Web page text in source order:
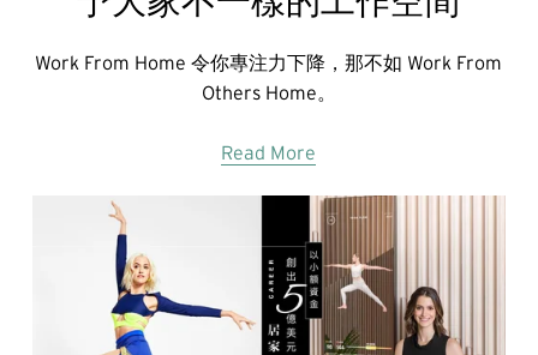
Work From Home 令你專注力下降，那不如 Work From
Others Home。
Read More